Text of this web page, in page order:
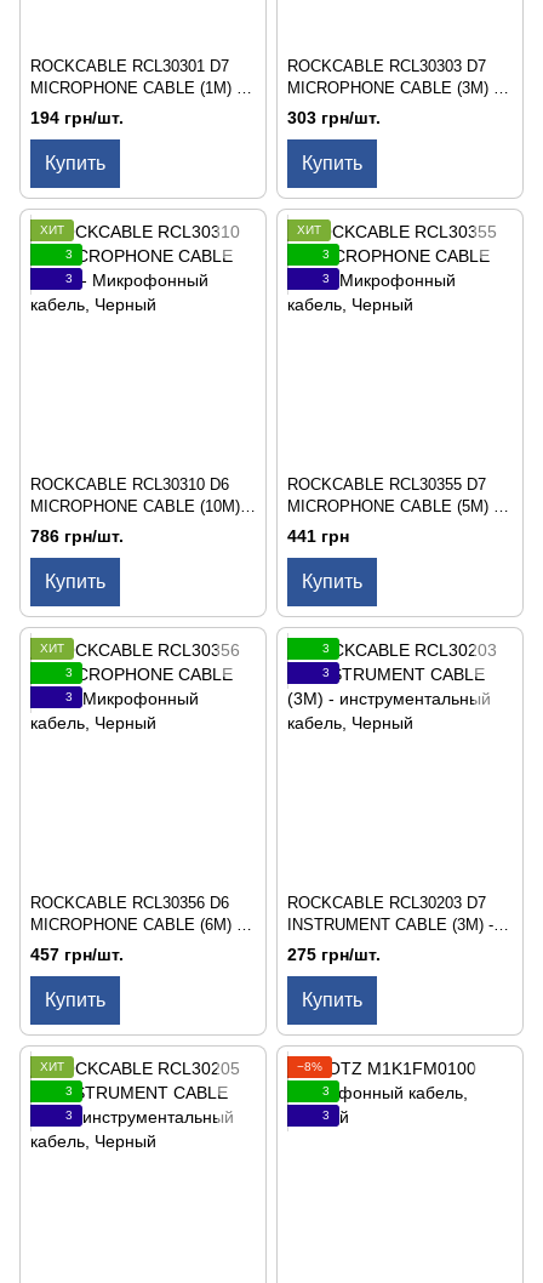
ROCKCABLE RCL30301 D7
MICROPHONE CABLE (1M) -
Микрофонный кабель
194 грн/шт.
Купить
ROCKCABLE RCL30303 D7
MICROPHONE CABLE (3M) -
Микрофонный кабель
303 грн/шт.
Купить
ХИТ
3
3
ROCKCABLE RCL30310 D6
MICROPHONE CABLE (10M) -
Микрофонный кабель
786 грн/шт.
Купить
ХИТ
3
3
ROCKCABLE RCL30355 D7
MICROPHONE CABLE (5M) -
Микрофонный кабель
441 грн
Купить
ХИТ
3
3
ROCKCABLE RCL30356 D6
MICROPHONE CABLE (6M) -
Микрофонный кабель
457 грн/шт.
Купить
3
3
ROCKCABLE RCL30203 D7
INSTRUMENT CABLE (3M) -
инструментальный кабель
275 грн/шт.
Купить
ХИТ
3
3
−8%
3
3